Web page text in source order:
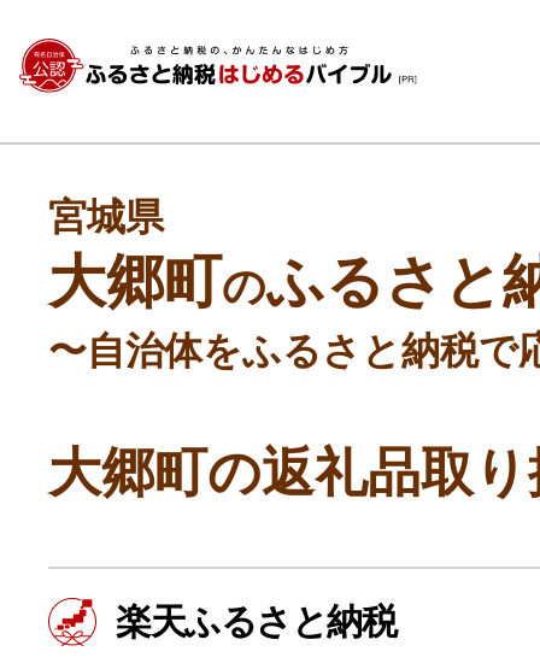
宮城県
大郷町のふるさと
〜自治体をふるさと納税で
大郷町の返礼品取
楽天ふるさと納税